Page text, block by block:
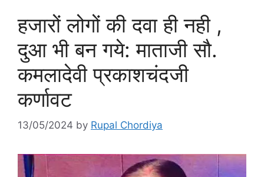
हजारों लोगों की दवा ही नही ,
दुआ भी बन गये: माताजी सौ.
कमलादेवी प्रकाशचंदजी
कर्णावट
13/05/2024 by Rupal Chordiya